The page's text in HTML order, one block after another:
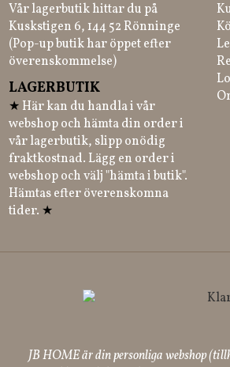
Vår lagerbutik hittar du på
Kuskstigen 6, 144 52 Rönninge
(Pop-up butik har öppet efter
överenskommelse)
LAGERBUTIK
★ Här kan du handla i vår
webshop och hämta din order i
vår lagerbutik, slipp onödig
fraktkostnad. Lägg en order i
webshop och välj "hämta i butik".
Hämtas efter överenskomna
tider. ★
JB HOME är din personliga webshop